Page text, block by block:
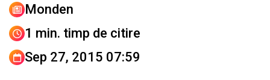
Monden
1 min. timp de citire
Sep 27, 2015 07:59